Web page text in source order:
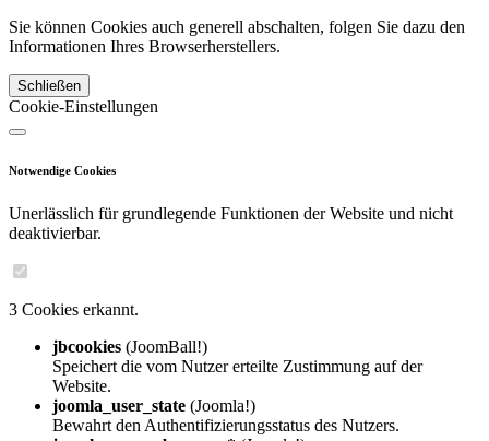
Sie können Cookies auch generell abschalten, folgen Sie dazu den
Informationen Ihres Browserherstellers.
Schließen
Cookie-Einstellungen
Notwendige Cookies
Unerlässlich für grundlegende Funktionen der Website und nicht
deaktivierbar.
3 Cookies erkannt.
jbcookies (JoomBall!)
Speichert die vom Nutzer erteilte Zustimmung auf der
Website.
joomla_user_state (Joomla!)
Bewahrt den Authentifizierungsstatus des Nutzers.